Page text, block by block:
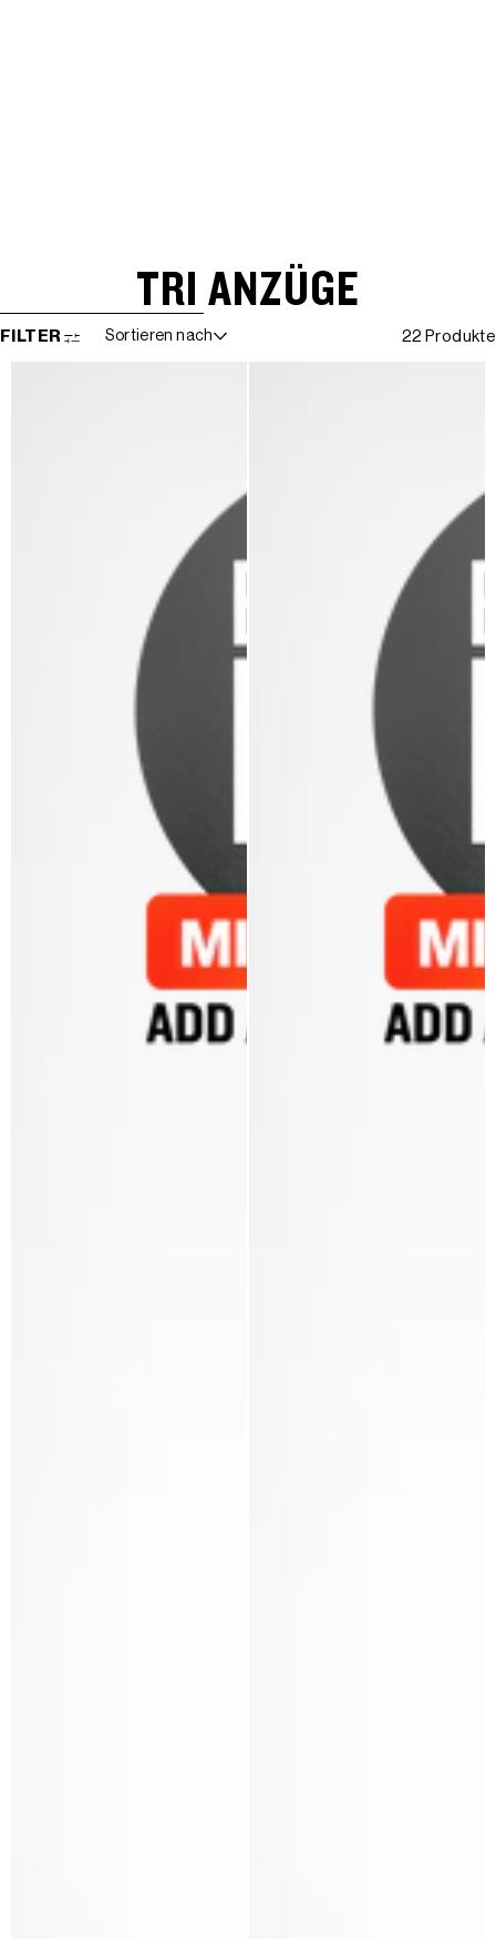
TRI ANZÜGE
WEITER ZUR ERGEBNISLISTE
FILTER Sortieren nach 22 Produkte